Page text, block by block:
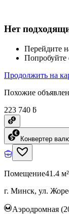
Нет
Перейдите
Попробуйте
Продолжить на
Похожие
223 740 ƃ
Конвертер
Помещение41.4 м²
г. Минск, ул.
Аэродромная